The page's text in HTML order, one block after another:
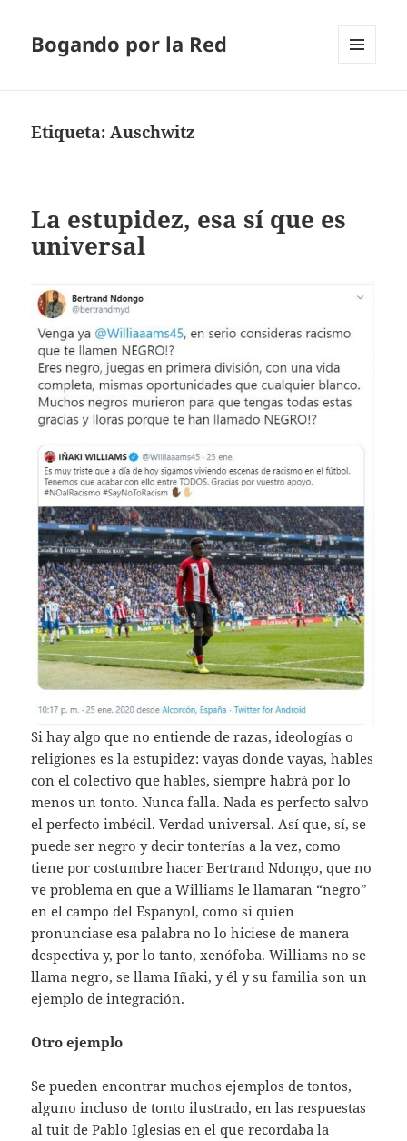
Bogando por la Red
Etiqueta:Auschwitz
La estupidez, esa sí que es
universal
Si hay algo que no entiende de razas, ideologías o
religiones es la estupidez: vayas donde vayas, hables
con el colectivo que hables, siempre habrá por lo
menos un tonto. Nunca falla. Nada es perfecto salvo
el perfecto imbécil. Verdad universal. Así que, sí, se
puede ser negro y decir tonterías a la vez, como
tiene por costumbre hacer Bertrand Ndongo, que no
ve problema en que a Williams le llamaran “negro”
en el campo del Espanyol, como si quien
pronunciase esa palabra no lo hiciese de manera
despectiva y, por lo tanto, xenófoba. Williams no se
llama negro, se llama Iñaki, y él y su familia son un
ejemplo de integración.
Otro ejemplo
Se pueden encontrar muchos ejemplos de tontos,
alguno incluso de tonto ilustrado, en las respuestas
al tuit de Pablo Iglesias en el que recordaba la